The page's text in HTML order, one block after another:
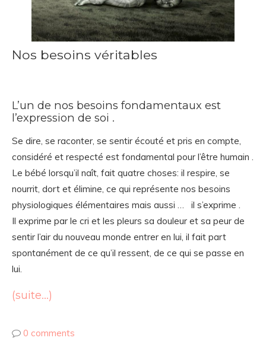
Nos besoins véritables
L’un de nos besoins fondamentaux est
l’expression de soi .
Se dire, se raconter, se sentir écouté et pris en compte,
considéré et respecté est fondamental pour l’être humain .
Le bébé lorsqu’il naît, fait quatre choses: il respire, se
nourrit, dort et élimine, ce qui représente nos besoins
physiologiques élémentaires mais aussi … il s’exprime .
Il exprime par le cri et les pleurs sa douleur et sa peur de
sentir l’air du nouveau monde entrer en lui, il fait part
spontanément de ce qu’il ressent, de ce qui se passe en
lui.
(suite…)
0 comments